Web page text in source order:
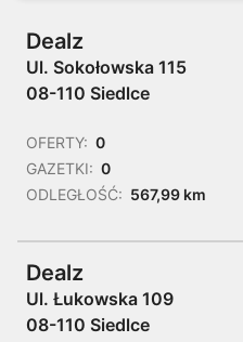
Dealz
Ul. Sokołowska 115
08-110 Siedlce
OFERTY: 0
GAZETKI: 0
ODLEGŁOŚĆ: 567,99 km
Dealz
Ul. Łukowska 109
08-110 Siedlce